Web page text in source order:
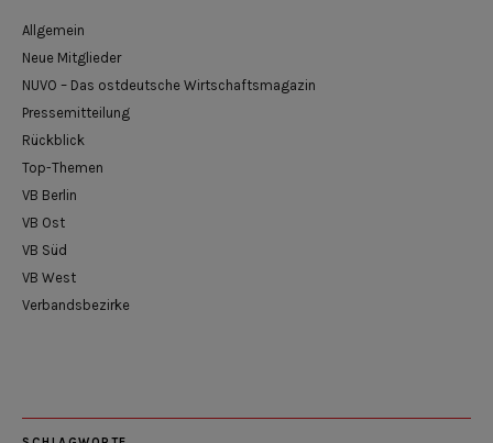
Allgemein
Neue Mitglieder
NUVO – Das ostdeutsche Wirtschaftsmagazin
Pressemitteilung
Rückblick
Top-Themen
VB Berlin
VB Ost
VB Süd
VB West
Verbandsbezirke